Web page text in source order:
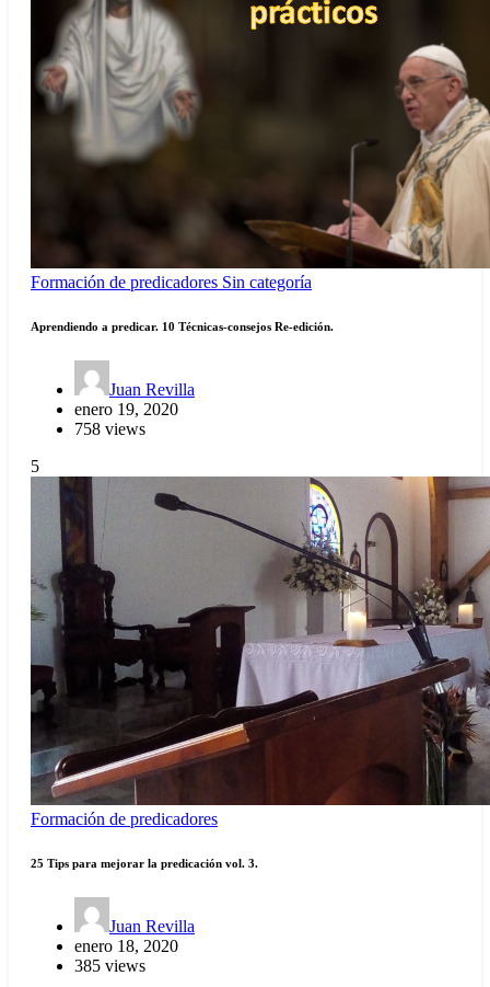
Formación de predicadores Sin categoría
Aprendiendo a predicar. 10 Técnicas-consejos Re-edición.
Juan Revilla
enero 19, 2020
758 views
5
Formación de predicadores
25 Tips para mejorar la predicación vol. 3.
Juan Revilla
enero 18, 2020
385 views